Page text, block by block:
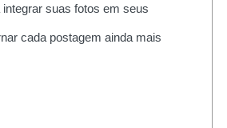
integrar suas fotos em seus
cada postagem ainda mais